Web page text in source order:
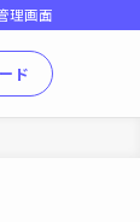
理画面
ド